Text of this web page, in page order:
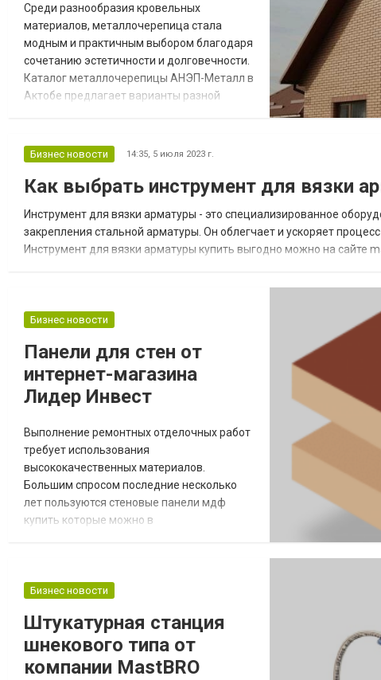
Среди разнообразия кровельных
материалов, металлочерепица стала
модным и практичным выбором благодаря
сочетанию эстетичности и долговечности.
Каталог металлочерепицы АНЭП-Металл в
Актобе предлагает варианты разной
металлочерепицы как основного
материала для покрытия крыш жилых
домов, подчеркнув ее эстетическую
привлекательность, продолжительность
эксплуатации и энергоэффективность.
Эстети...
Бизнес новости 14:35, 5 июля 2023 г.
Как выбрать инструмент для вязки
Инструмент для вязки арматуры - это специализированное
закрепления стальной арматуры. Он облегчает и ускоряет
Инструмент для вязки арматуры купить выгодно можно на сайте
Бизнес новости
Панели для стен от
интернет-магазина
Лидер Инвест
Выполнение ремонтных отделочных работ
требует использования
высококачественных материалов.
Большим спросом последние несколько
лет пользуются стеновые панели мдф
купить которые можно в
изделие любой формы и размера. Также
содержит формальдегида), потому
подойдет для использования внутри
помещения, где находятся алл...
Бизнес новости
Штукатурная станция
шнекового типа от
компании MastBRO